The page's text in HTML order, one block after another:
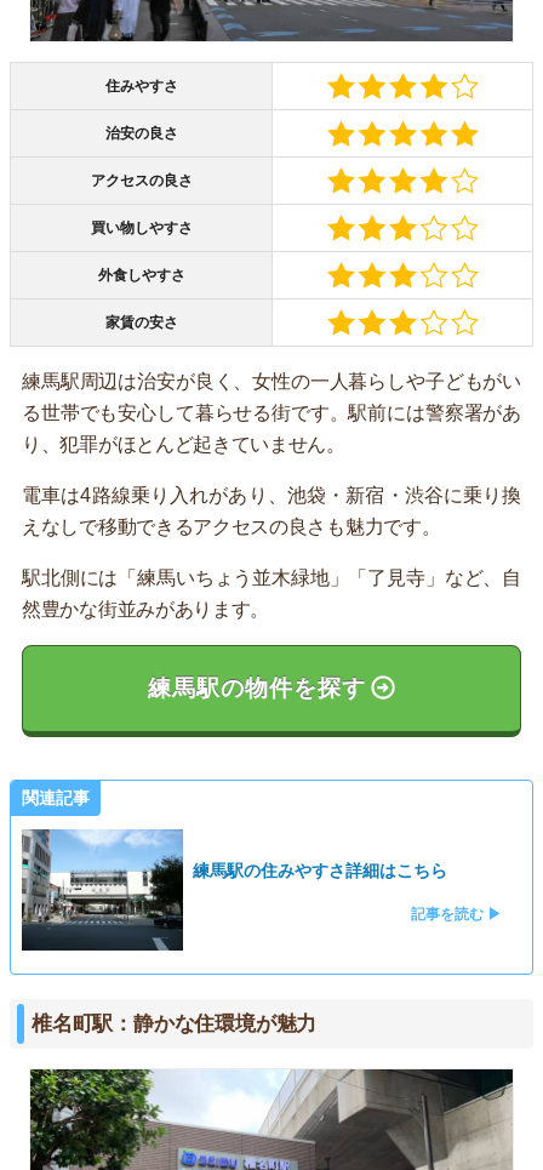
住みやすさ
治安の良さ
アクセスの良さ
買い物しやすさ
外食しやすさ
家賃の安さ
練馬駅周辺は治安が良く、女性の一人暮らしや子どもがい
る世帯でも安心して暮らせる街です。駅前には警察署があ
り、犯罪がほとんど起きていません。
電車は4路線乗り入れがあり、池袋・新宿・渋谷に乗り換
えなしで移動できるアクセスの良さも魅力です。
駅北側には「練馬いちょう並木緑地」「了見寺」など、自
然豊かな街並みがあります。
練馬駅の物件を探す
関連記事
練馬駅の住みやすさ詳細はこちら
記事を読む ▶
椎名町駅：静かな住環境が魅力